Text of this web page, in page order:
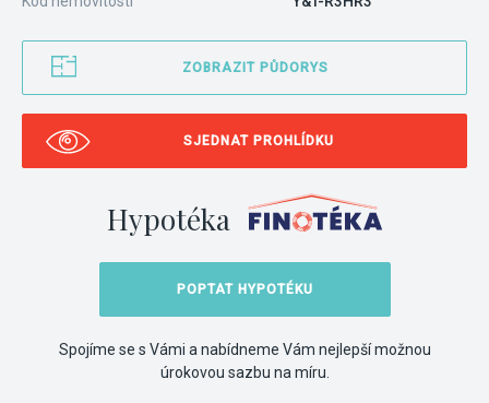
ZOBRAZIT PŮDORYS
SJEDNAT PROHLÍDKU
Hypotéka
POPTAT HYPOTÉKU
Spojíme se s Vámi a nabídneme Vám nejlepší možnou
úrokovou sazbu na míru.